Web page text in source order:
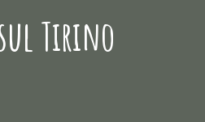
Tirino